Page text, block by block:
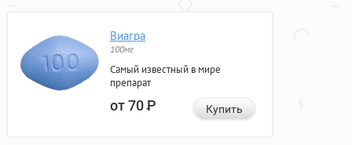
Виагра
100мг
Самый известный в мире
препарат
от 70Р Купить